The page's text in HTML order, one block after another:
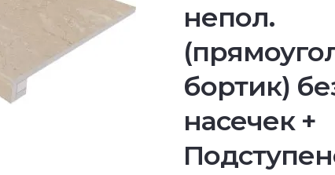
непол.
бортик)
насечек +